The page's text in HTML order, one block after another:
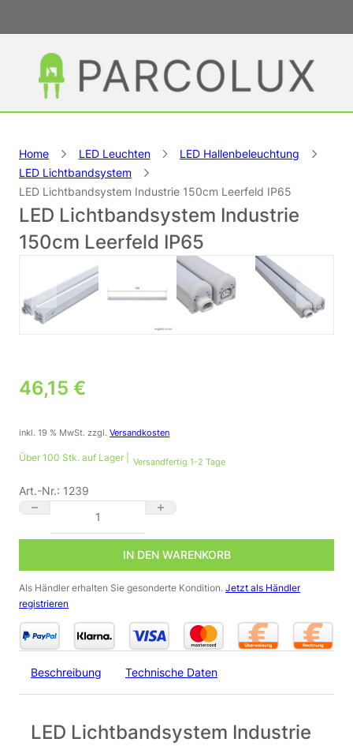
Home LED Leuchten
LED Hallenbeleuchtung
LED Lichtbandsystem
LED Lichtbandsystem Industrie 150cm Leerfeld IP65
LED Lichtbandsystem Industrie
150cm Leerfeld IP65
46,15 €
inkl. 19 % MwSt. zzgl.Versandkosten
Über 100 Stk. auf Lager | Versandfertig 1-2 Tage
Art.-Nr.: 1239
LED Lichtbandsystem Industrie 150cm Leerfeld IP65 Menge
IN DEN WARENKORB
Als Händler erhalten Sie gesonderte Kondition. Jetzt als Händler
registrieren
Beschreibung Technische Daten
LED Lichtbandsystem Industrie